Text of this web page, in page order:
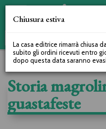
Storia
guastafeste
Chiusura estiva
La casa editrice rimarrà chiusa
subito gli ordini ricevuti entro
dopo questa data saranno